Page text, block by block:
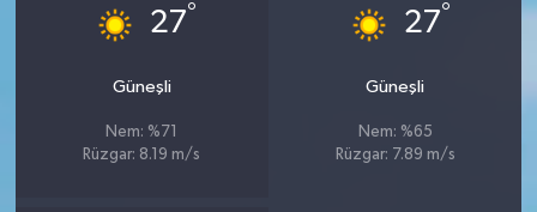
27°
Güneşli
Nem: %71
Rüzgar: 8.19 m/s
27°
Güneşli
Nem: %65
Rüzgar: 7.89 m/s